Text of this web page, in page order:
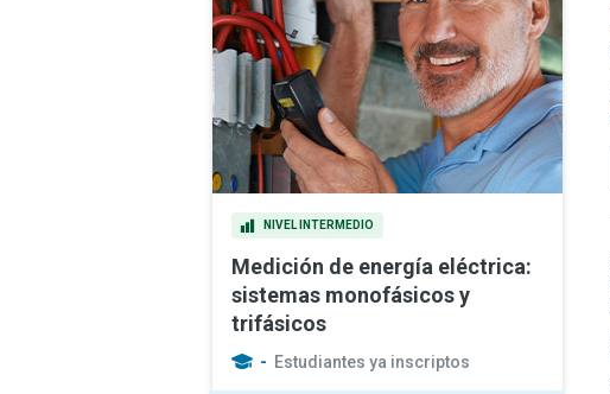
NIVEL INTERMEDIO
Medición de energía eléctrica:
sistemas monofásicos y
trifásicos
- Estudiantes ya inscriptos